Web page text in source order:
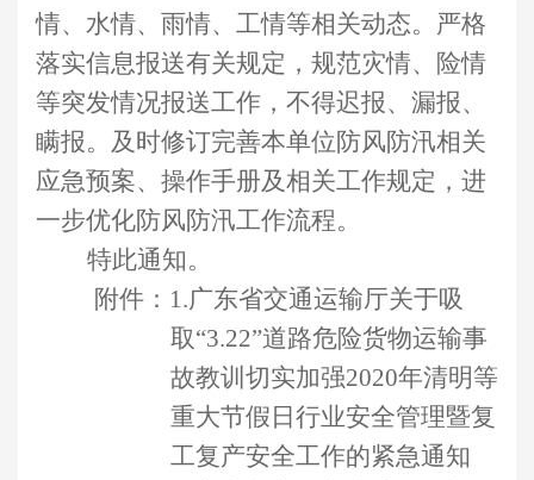
情、水情、雨情、工情等相关动态。严格
落实信息报送有关规定，规范灾情、险情
等突发情况报送工作，不得迟报、漏报、
瞒报。及时修订完善本单位防风防汛相关
应急预案、操作手册及相关工作规定，进
一步优化防风防汛工作流程。
特此通知。
附件 ： 1.广东省交通运输厅关于吸
取“3.22”道路危险货物运输事
故教训切实加强2020年清明等
重大节假日行业安全管理暨复
工复产安全工作的紧急通知